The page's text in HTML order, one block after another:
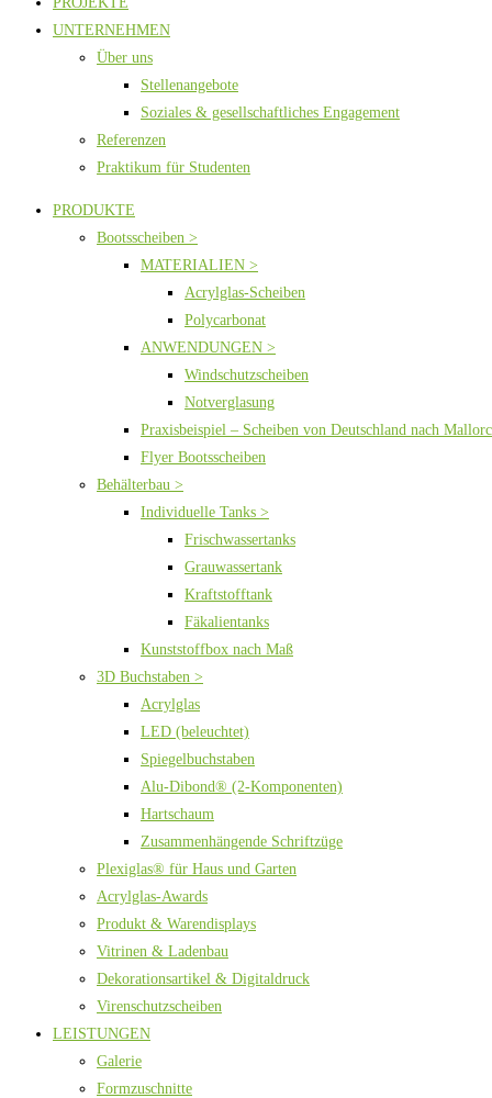
UNTERNEHMEN
Über uns
Stellenangebote
Soziales & gesellschaftliches Engagement
Referenzen
Praktikum für Studenten
PRODUKTE
Bootsscheiben >
MATERIALIEN >
Acrylglas-Scheiben
Polycarbonat
ANWENDUNGEN >
Windschutzscheiben
Notverglasung
Praxisbeispiel – Scheiben von Deutschland nach
Flyer Bootsscheiben
Behälterbau >
Individuelle Tanks >
Frischwassertanks
Grauwassertank
Kraftstofftank
Fäkalientanks
Kunststoffbox nach Maß
3D Buchstaben >
Acrylglas
LED (beleuchtet)
Spiegelbuchstaben
Alu-Dibond® (2-Komponenten)
Hartschaum
Zusammenhängende Schriftzüge
Plexiglas® für Haus und Garten
Acrylglas-Awards
Produkt & Warendisplays
Vitrinen & Ladenbau
Dekorationsartikel & Digitaldruck
Virenschutzscheiben
LEISTUNGEN
Galerie
Formzuschnitte